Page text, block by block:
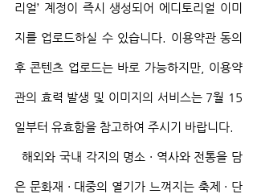
리얼’ 계정이 즉시 생성되어 에디토리얼 이미
지를 업로드하실 수 있습니다. 이용약관 동의
후 콘텐츠 업로드는 바로 가능하지만, 이용약
관의 효력 발생 및 이미지의 서비스는 7월 15
일부터 유효함을 참고하여 주시기 바랍니다.
  해외와 국내 각지의 명소 · 역사와 전통을 담
은 문화재 · 대중의 열기가 느껴지는 축제 · 단